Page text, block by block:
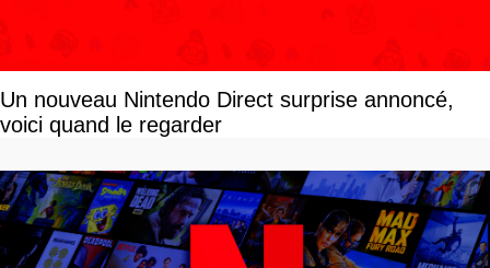
Un nouveau Nintendo Direct surprise annoncé,
voici quand le regarder